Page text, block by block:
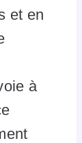
et en
à